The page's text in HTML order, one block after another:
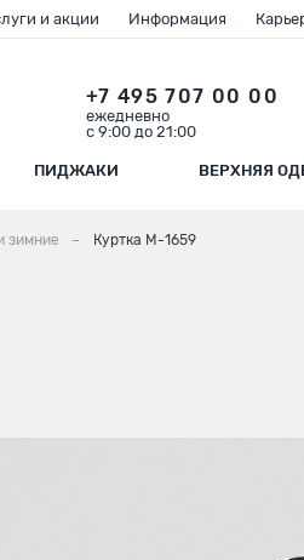
ПИДЖАКИ ВЕРХНЯЯ
+7 495 707 00 00
ежедневно
с 9:00 до 21:00
и акции Информация
зимние Куртка М-1659